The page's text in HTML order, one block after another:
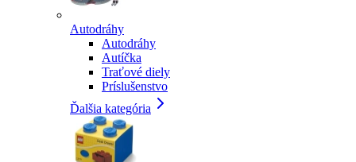
Autodráhy
Autodráhy
Autíčka
Traťové diely
Príslušenstvo
Ďalšia kategória